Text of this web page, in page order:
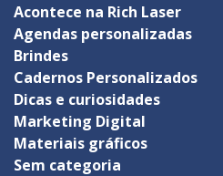
Acontece na Rich Laser
Agendas personalizadas
Brindes
Cadernos Personalizados
Dicas e curiosidades
Marketing Digital
Materiais gráficos
Sem categoria